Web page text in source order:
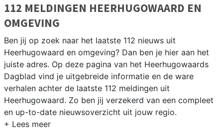
112 MELDINGEN HEERHUGOWAARD EN
OMGEVING
Ben jij op zoek naar het laatste 112 nieuws uit
Heerhugowaard en omgeving? Dan ben je hier aan het
juiste adres. Op deze pagina van het Heerhugowaards
Dagblad vind je uitgebreide informatie en de ware
verhalen achter de laatste 112 meldingen uit
Heerhugowaard. Zo ben jij verzekerd van een compleet
en up-to-date nieuwsoverzicht uit jouw regio.